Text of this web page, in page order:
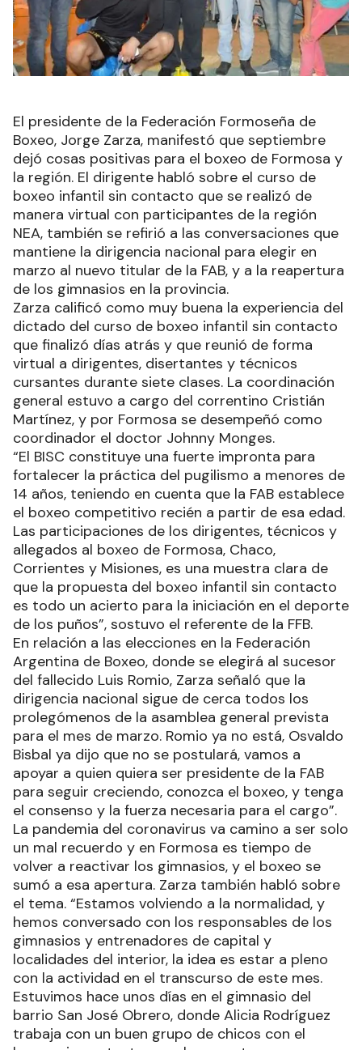
El presidente de la Federación Formoseña de
Boxeo, Jorge Zarza, manifestó que septiembre
dejó cosas positivas para el boxeo de Formosa y
la región. El dirigente habló sobre el curso de
boxeo infantil sin contacto que se realizó de
manera virtual con participantes de la región
NEA, también se refirió a las conversaciones que
mantiene la dirigencia nacional para elegir en
marzo al nuevo titular de la FAB, y a la reapertura
de los gimnasios en la provincia.
Zarza calificó como muy buena la experiencia del
dictado del curso de boxeo infantil sin contacto
que finalizó días atrás y que reunió de forma
virtual a dirigentes, disertantes y técnicos
cursantes durante siete clases. La coordinación
general estuvo a cargo del correntino Cristián
Martínez, y por Formosa se desempeñó como
coordinador el doctor Johnny Monges.
“El BISC constituye una fuerte impronta para
fortalecer la práctica del pugilismo a menores de
14 años, teniendo en cuenta que la FAB establece
el boxeo competitivo recién a partir de esa edad.
Las participaciones de los dirigentes, técnicos y
allegados al boxeo de Formosa, Chaco,
Corrientes y Misiones, es una muestra clara de
que la propuesta del boxeo infantil sin contacto
es todo un acierto para la iniciación en el deporte
de los puños”, sostuvo el referente de la FFB.
En relación a las elecciones en la Federación
Argentina de Boxeo, donde se elegirá al sucesor
del fallecido Luis Romio, Zarza señaló que la
dirigencia nacional sigue de cerca todos los
prolegómenos de la asamblea general prevista
para el mes de marzo. Romio ya no está, Osvaldo
Bisbal ya dijo que no se postulará, vamos a
apoyar a quien quiera ser presidente de la FAB
para seguir creciendo, conozca el boxeo, y tenga
el consenso y la fuerza necesaria para el cargo”.
La pandemia del coronavirus va camino a ser solo
un mal recuerdo y en Formosa es tiempo de
volver a reactivar los gimnasios, y el boxeo se
sumó a esa apertura. Zarza también habló sobre
el tema. “Estamos volviendo a la normalidad, y
hemos conversado con los responsables de los
gimnasios y entrenadores de capital y
localidades del interior, la idea es estar a pleno
con la actividad en el transcurso de este mes.
Estuvimos hace unos días en el gimnasio del
barrio San José Obrero, donde Alicia Rodríguez
trabaja con un buen grupo de chicos con el